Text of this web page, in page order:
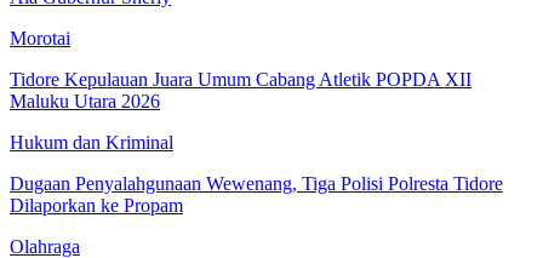
Morotai
Tidore Kepulauan Juara Umum Cabang Atletik POPDA XII
Maluku Utara 2026
Hukum dan Kriminal
Dugaan Penyalahgunaan Wewenang, Tiga Polisi Polresta Tidore
Dilaporkan ke Propam
Olahraga